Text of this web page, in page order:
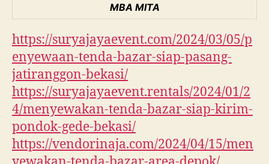
MBA MITA
https://suryajayaevent.com/2024/03/05/p
enyewaan-tenda-bazar-siap-pasang-
jatiranggon-bekasi/
https://suryajayaevent.rentals/2024/01/2
4/menyewakan-tenda-bazar-siap-kirim-
pondok-gede-bekasi/
https://vendorinaja.com/2024/04/15/men